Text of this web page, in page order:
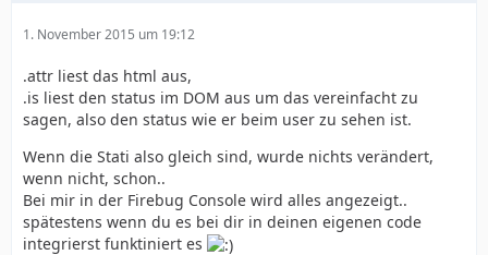
1. November 2015 um 19:12
.attr liest das html aus,
.is liest den status im DOM aus um das vereinfacht zu
sagen, also den status wie er beim user zu sehen ist.
Wenn die Stati also gleich sind, wurde nichts verändert,
wenn nicht, schon..
Bei mir in der Firebug Console wird alles angezeigt..
spätestens wenn du es bei dir in deinen eigenen code
integrierst funktiniert es